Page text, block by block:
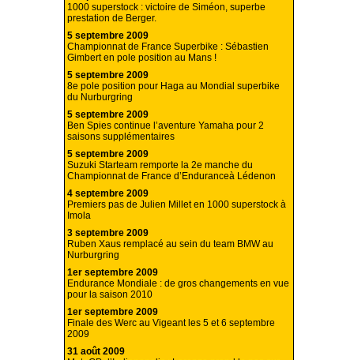
1000 superstock : victoire de Siméon, superbe
prestation de Berger.
5 septembre 2009
Championnat de France Superbike : Sébastien
Gimbert en pole position au Mans !
5 septembre 2009
8e pole position pour Haga au Mondial superbike
du Nurburgring
5 septembre 2009
Ben Spies continue l’aventure Yamaha pour 2
saisons supplémentaires
5 septembre 2009
Suzuki Starteam remporte la 2e manche du
Championnat de France d’Enduranceà Lédenon
4 septembre 2009
Premiers pas de Julien Millet en 1000 superstock à
Imola
3 septembre 2009
Ruben Xaus remplacé au sein du team BMW au
Nurburgring
1er septembre 2009
Endurance Mondiale : de gros changements en vue
pour la saison 2010
1er septembre 2009
Finale des Werc au Vigeant les 5 et 6 septembre
2009
31 août 2009